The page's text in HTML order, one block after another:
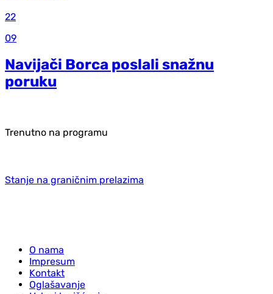
22
09
Navijači Borca poslali snažnu
poruku
Trenutno na programu
Stanje na graničnim prelazima
O nama
Impresum
Kontakt
Oglašavanje